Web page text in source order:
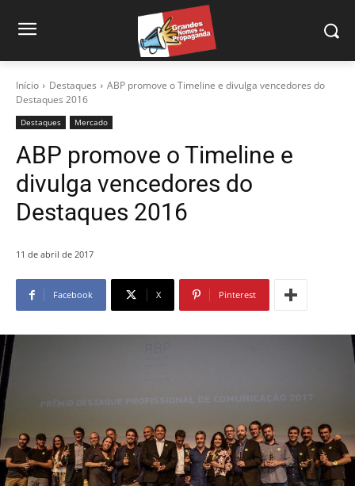
Início Destaques
ABP promove o Timeline e divulga vencedores do
Destaques 2016
Destaques Mercado
ABP promove o Timeline e
divulga vencedores do
Destaques 2016
11 de abril de 2017
Facebook X Pinterest